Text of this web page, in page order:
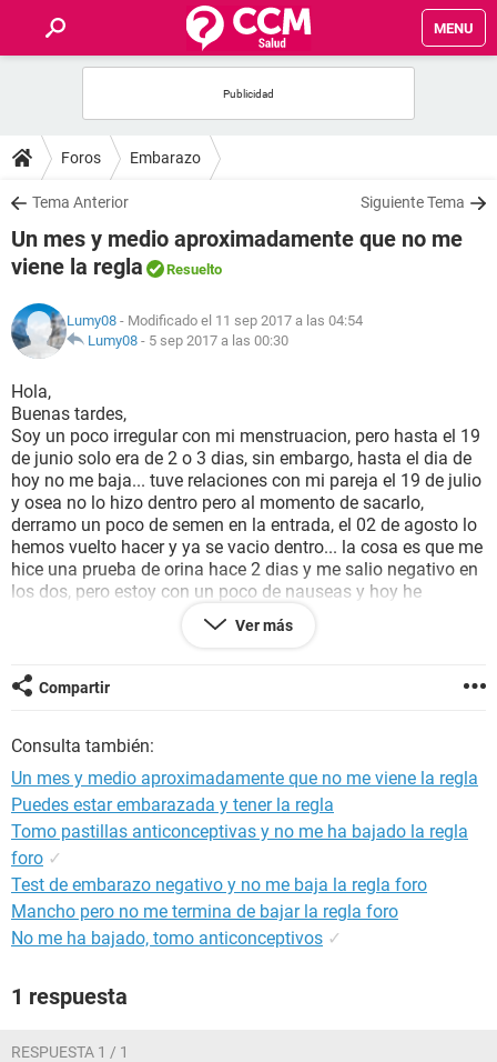
MENU
FOROS
SALUD
FAMILIA
NUTRICIÓN
SEXUALIDAD
GLOSARIO
Foros Embarazo
Tema Anterior Siguiente Tema
Un mes y medio aproximadamente que no me
viene la regla
Resuelto
Lumy08 - Modificado el 11 sep 2017 a las 04:54
Lumy08 - 5 sep 2017 a las 00:30
Hola,
Buenas tardes,
Soy un poco irregular con mi menstruacion, pero hasta el 19
de junio solo era de 2 o 3 dias, sin embargo, hasta el dia de
hoy no me baja... tuve relaciones con mi pareja el 19 de julio
y osea no lo hizo dentro pero al momento de sacarlo,
derramo un poco de semen en la entrada, el 02 de agosto lo
hemos vuelto hacer y ya se vacio dentro... la cosa es que me
hice una prueba de orina hace 2 dias y me salio negativo en
los dos, pero estoy con un poco de nauseas y hoy he
vomitado, tengo cansancio, hasta hace 4 dias los pezones
me daban escosor mas ahora y no... pero no me baja la
orina? Me puedo hacer la de sangre? Porque seria mi
retraso? Creen que puedo estar embarazada? De verdad
quiero hacer falsas ilusiones
Ver más
Compartir
Consulta también:
Un mes y medio aproximadamente que no me viene la regla
Puedes estar embarazada y tener la regla
Tomo pastillas anticonceptivas y no me ha bajado la regla
foro ✓
Test de embarazo negativo y no me baja la regla foro
Mancho pero no me termina de bajar la regla foro
No me ha bajado, tomo anticonceptivos ✓
1 respuesta
RESPUESTA 1 / 1